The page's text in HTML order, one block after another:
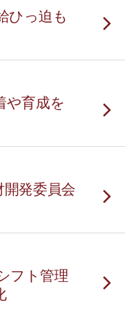
ひっ迫も
や育成を
発委員会
フト管理